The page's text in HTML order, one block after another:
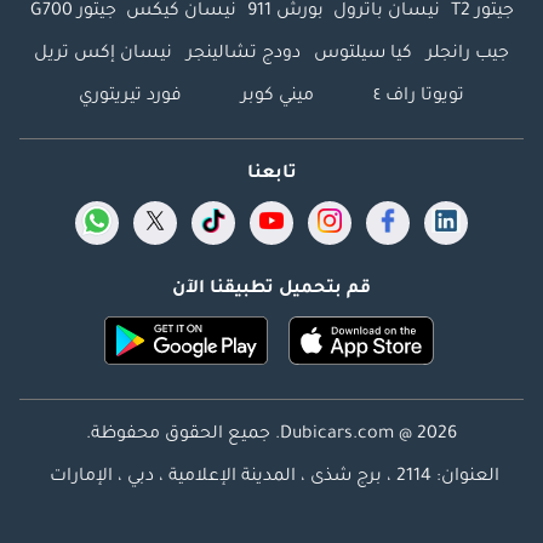
جيتور T2 نيسان باترول بورش 911 نيسان كيكس جيتور G700
جيب رانجلر كيا سيلتوس دودج تشالينجر نيسان إكس تريل
تويوتا راف ٤ ميني كوبر فورد تيريتوري
تابعنا
قم بتحميل تطبيقنا الآن
Dubicars.com @ 2026. جميع الحقوق محفوظة.
العنوان: 2114 ، برج شذى ، المدينة الإعلامية ، دبي ، الإمارات